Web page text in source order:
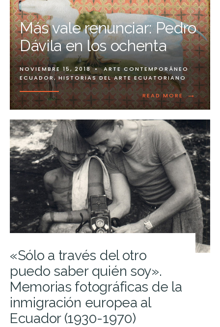
Más vale renunciar: Pedro
Dávila en los ochenta
NOVIEMBRE 15, 2018 •
ARTE CONTEMPORÁNEO
ECUADOR,HISTORIAS DEL ARTE ECUATORIANO
READ MORE →
«Sólo a través del otro
puedo saber quién soy».
Memorias fotográficas de la
inmigración europea al
Ecuador (1930-1970)